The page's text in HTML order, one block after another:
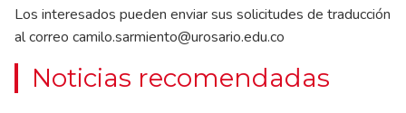
Los interesados pueden enviar sus solicitudes de traducción
al correo camilo.sarmiento@urosario.edu.co
Noticias recomendadas